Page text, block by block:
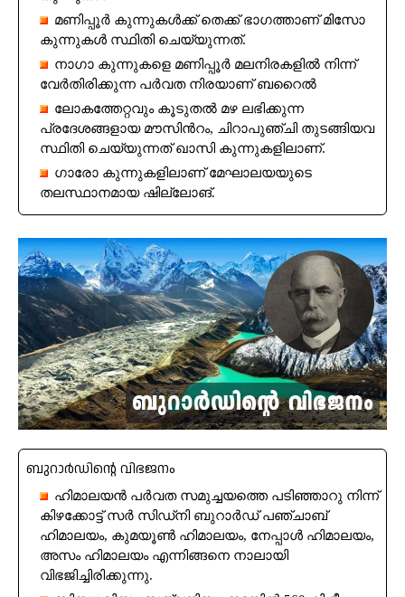
മണിപ്പൂർ കുന്നുകൾക്ക് തെക്ക് ഭാഗത്താണ് മിസോ
കുന്നുകൾ സ്ഥിതി ചെയ്യുന്നത്.
നാഗാ കുന്നുകളെ മണിപ്പൂർ മലനിരകളിൽ നിന്ന്
വേർതിരിക്കുന്ന പർവത നിരയാണ് ബറൈൽ
ലോകത്തേറ്റവും കൂടുതൽ മഴ ലഭിക്കുന്ന
പ്രദേശങ്ങളായ മൗസിൻറം, ചിറാപുഞ്ചി തുടങ്ങിയവ
സ്ഥിതി ചെയ്യുന്നത് ഖാസി കുന്നുകളിലാണ്.
ഗാരോ കുന്നുകളിലാണ് മേഘാലയയുടെ
തലസ്ഥാനമായ ഷില്ലോങ്.
ബുറാർഡിന്റെ വിഭജനം
ഹിമാലയൻ പർവത സമുച്ചയത്തെ പടിഞ്ഞാറു നിന്ന്
കിഴക്കോട്ട് സർ സിഡ്‌നി ബുറാർഡ്‌ പഞ്ചാബ്
ഹിമാലയം, കുമയൂൺ ഹിമാലയം, നേപ്പാൾ ഹിമാലയം,
അസം ഹിമാലയം എന്നിങ്ങനെ നാലായി
വിഭജിച്ചിരിക്കുന്നു.